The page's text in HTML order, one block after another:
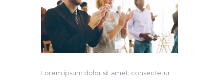
Lorem ipsum dolor sit amet, consectetur